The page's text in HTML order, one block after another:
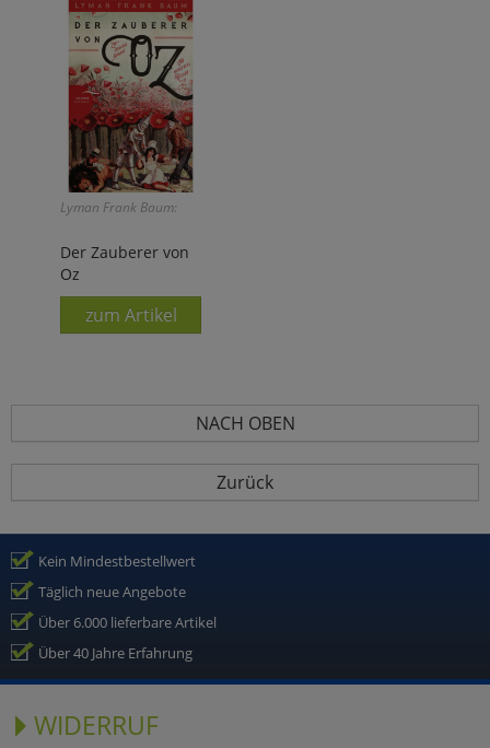
Lyman Frank Baum:
Der Zauberer von
Oz
zum Artikel
NACH OBEN
Zurück
Kein Mindestbestellwert
Täglich neue Angebote
Über 6.000 lieferbare Artikel
Über 40 Jahre Erfahrung
WIDERRUF